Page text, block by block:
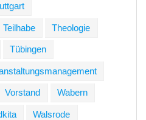
Teilhabe Theologie
Tübingen
Vorstand Wabern
Walsrode